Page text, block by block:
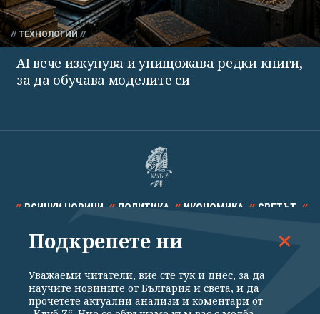
ТЕХНОЛОГИИ
AI вече изкупува и унищожава редки книги,
за да обучава моделите си
ВСИЧКИ НОВИНИ ПОЛИТИКА ИКОНОМИКА СВЕТЪТ
СПОРТ КУЛТУРА ТЕХНОЛОГИИ КАЛЕЙДОСКОП
Подкрепете ни
Уважаеми читатели, вие сте тук и днес, за да
научите новините от България и света, и да
прочетете актуални анализи и коментари от